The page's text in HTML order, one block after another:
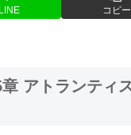
LINE コピー
アトランティ